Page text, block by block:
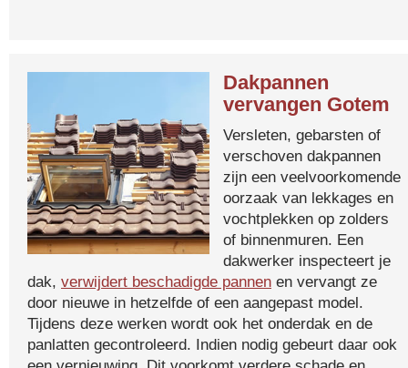
Dakpannen
vervangen Gotem
Versleten, gebarsten of
verschoven dakpannen
zijn een veelvoorkomende
oorzaak van lekkages en
vochtplekken op zolders
of binnenmuren. Een
dakwerker inspecteert je
dak, verwijdert beschadigde pannen en vervangt ze
door nieuwe in hetzelfde of een aangepast model.
Tijdens deze werken wordt ook het onderdak en de
panlatten gecontroleerd. Indien nodig gebeurt daar ook